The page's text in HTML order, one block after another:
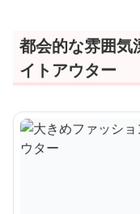
都会的な雰囲気
イトアウター